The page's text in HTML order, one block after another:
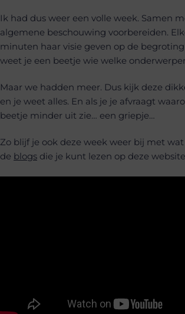
Ik had dus weer een volle week. Samen
algemene beschouwing voorbereiden.
minuten haar visie geven op de
weet je een beetje wie welke
Maar we hadden meer. Dus kijk deze
en je weet alles. En als je je afvraagt
beetje minder uit zie… een griepje…
Zo blijf je ook deze week weer bij met
de blogs die je kunt lezen op deze